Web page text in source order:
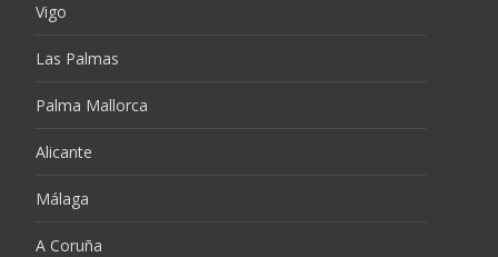
Vigo
Las Palmas
Palma Mallorca
Alicante
Málaga
A Coruña